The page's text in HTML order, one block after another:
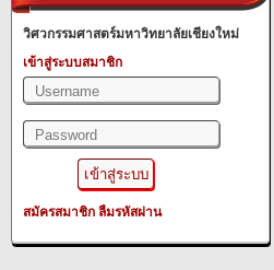
วิศวกรรมศาสตร์มหาวิทยาลัยเชียงใหม่
เข้าสู่ระบบสมาชิก
สมัครสมาชิก ลืมรหัสผ่าน